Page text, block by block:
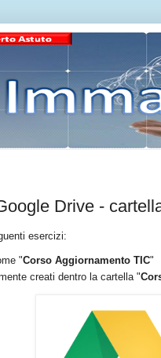
Drive -
esercizi:
"Corso Aggiornamento TIC"
creati dentro la cartella "